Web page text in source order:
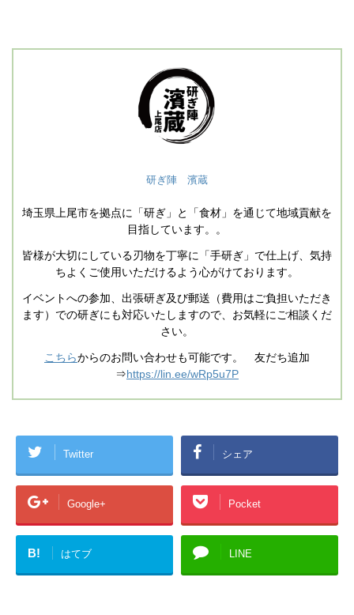
研ぎ陣 濱蔵
埼玉県上尾市を拠点に「研ぎ」と「食材」を通じて地域貢献を
目指しています。。
皆様が大切にしている刃物を丁寧に「手研ぎ」で仕上げ、気持
ちよくご使用いただけるよう心がけております。
イベントへの参加、出張研ぎ及び郵送（費用はご負担いただき
ます）での研ぎにも対応いたしますので、お気軽にご相談くだ
さい。
こちらからのお問い合わせも可能です。 友だち追加
⇒https://lin.ee/wRp5u7P
Twitter シェア
Google+ Pocket
B! はてブ LINE